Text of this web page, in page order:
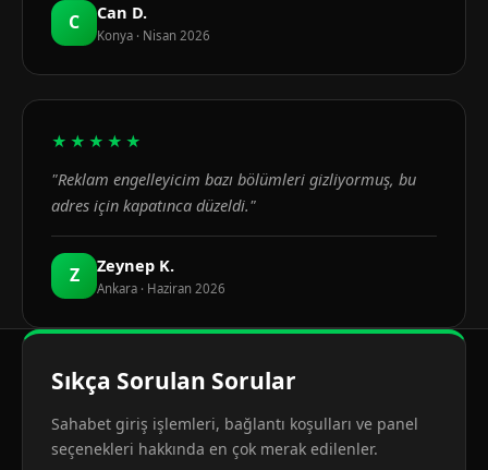
C Can D.
Konya · Nisan 2026
★★★★★
"Reklam engelleyicim bazı bölümleri gizliyormuş, bu
adres için kapatınca düzeldi."
Z Zeynep K.
Ankara · Haziran 2026
Sıkça Sorulan Sorular
Sahabet giriş işlemleri, bağlantı koşulları ve panel
seçenekleri hakkında en çok merak edilenler.